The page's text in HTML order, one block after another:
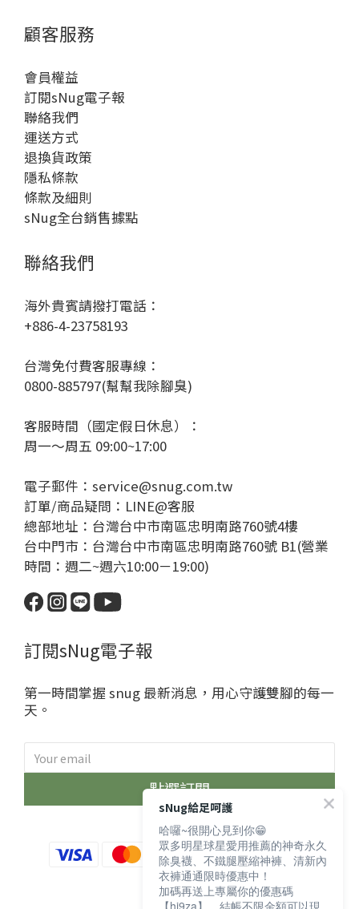
顧客服務
會員權益
訂閱sNug電子報
聯絡我們
運送方式
退換貨政策
隱私條款
條款及細則
sNug全台銷售據點
聯絡我們
海外貴賓請撥打電話：
+886-4-23758193
台灣免付費客服專線：
0800-885797(幫幫我除腳臭)
客服時間（國定假日休息）：
周一～周五 09:00~17:00
電子郵件：service@snug.com.tw
訂單/商品疑問： LINE@客服
總部地址：台灣台中市南區忠明南路760號4樓
台中門市：台灣台中市南區忠明南路760號 B1(營業
時間：週二~週六10:00－19:00)
訂閱sNug電子報
第一時間掌握 snug 最新消息，用心守護雙腳的每一
天。
點選訂閱
sNug給足呵護
哈囉~很開心見到你😁
眾多明星球星愛用推薦的神奇永久
除臭襪、不鐵腿壓縮神褲、清新內
衣褲通通限時優惠中！
加碼再送上專屬你的優惠碼
【hi9za】，結帳不限金額可以現